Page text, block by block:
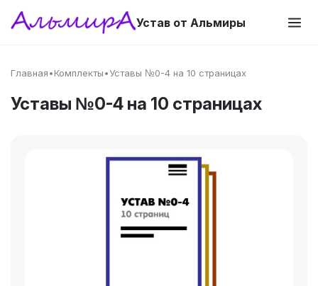
Устав от Альмиры
Главная•Комплекты•Уставы №0-4 на 10 страницах
Уставы №0-4 на 10 страницах